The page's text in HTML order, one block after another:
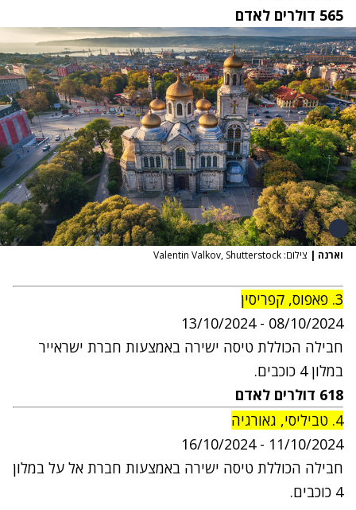
565 דולרים לאדם
וארנה | צילום: Valentin Valkov, Shutterstock
3. פאפוס, קפריסין
08/10/2024 -
13/10/2024
חבילה הכוללת טיסה ישירה באמצעות חברת ישראייר
במלון 4 כוכבים.
618 דולרים לאדם
4. טביליסי, גאורגיה
11/10/2024 - 1
6/10/2024
חבילה הכוללת טיסה ישירה באמצעות חברת אל על במלון
4 כוכבים.